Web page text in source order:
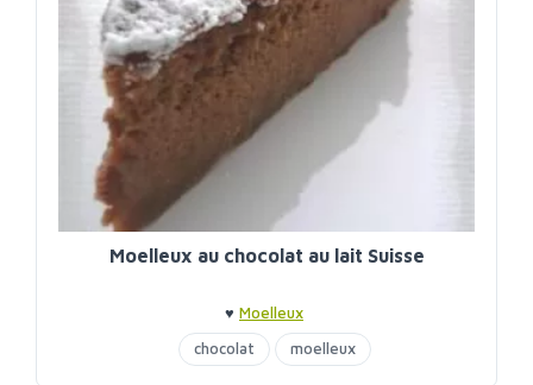
Moelleux au chocolat au lait Suisse
♥ Moelleux
chocolat
moelleux